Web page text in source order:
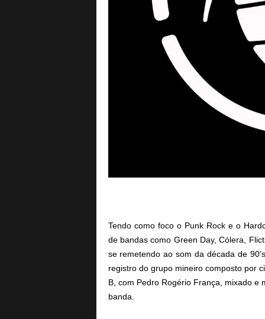
Tendo como foco o Punk Rock e o
de bandas como Green Day, Cólera,
se remetendo ao som da década de
registro do grupo mineiro composto por
B, com Pedro Rogério França, mixado e
banda.